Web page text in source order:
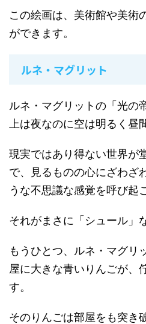
この絵画は、美術館や美術
ができます。
ルネ・マグリット
ルネ・マグリットの「光の
上は夜なのに空は明るく昼
現実ではあり得ない世界が
で、見るものの心にざわざ
うな不思議な感覚を呼び起
それがまさに「シュール」
もうひとつ、ルネ・マグリ
屋に大きな青いりんごが、
す。
そのりんごは部屋をも突き